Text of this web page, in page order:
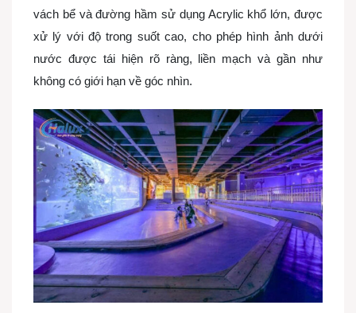
vách bể và đường hầm sử dụng Acrylic khổ lớn, được
xử lý với độ trong suốt cao, cho phép hình ảnh dưới
nước được tái hiện rõ ràng, liền mạch và gần như
không có giới hạn về góc nhìn.